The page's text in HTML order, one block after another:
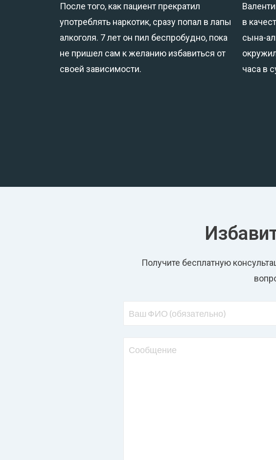
После того, как пациент прекратил
употреблять наркотик, сразу попал в лапы
алкоголя. 7 лет он пил беспробудно, пока
не пришел сам к желанию избавиться от
своей зависимости.
в
сына-
часа в
Получите бесплатную